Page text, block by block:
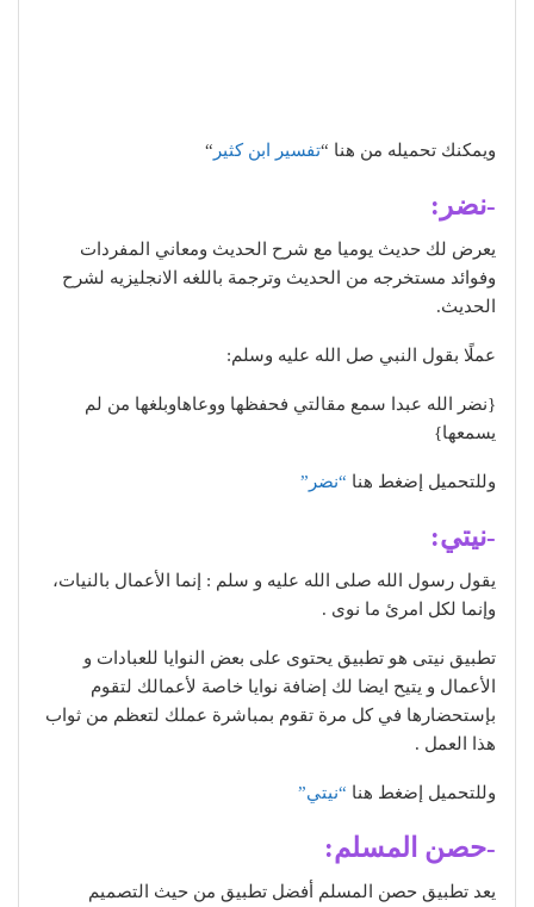
ويمكنك تحميله من هنا “تفسير ابن كثير “
-نضر:
يعرض لك حديث يوميا مع شرح الحديث ومعاني المفردات
وفوائد مستخرجه من الحديث وترجمة باللغه الانجليزيه لشرح
الحديث.
عملًا بقول النبي صل الله عليه وسلم:
{نضر الله عبدا سمع مقالتي فحفظها ووعاهاوبلغها من لم
يسمعها}
وللتحميل إضغط هنا “نضر”
-نيتي:
يقول رسول الله صلى الله عليه و سلم : إنما الأعمال بالنيات،
وإنما لكل امرئ ما نوى .
تطبيق نيتى هو تطبيق يحتوى على بعض النوايا للعبادات و
الأعمال و يتيح ايضا لك إضافة نوايا خاصة لأعمالك لتقوم
بإستحضارها في كل مرة تقوم بمباشرة عملك لتعظم من ثواب
هذا العمل .
وللتحميل إضغط هنا “نيتي”
-حصن المسلم:
يعد تطبيق حصن المسلم أفضل تطبيق من حيث التصميم